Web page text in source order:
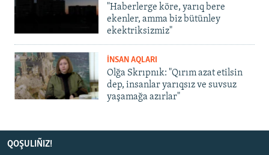
"Haberlerge köre, yarıq bere
ekenler, amma biz bütünley
ekektriksizmiz"
İNSAN AQLARI
Olğa Skrıpnık: "Qırım azat etilsin
dep, insanlar yarıqsız ve suvsuz
yaşamağa azırlar"
QOŞULIÑIZ!